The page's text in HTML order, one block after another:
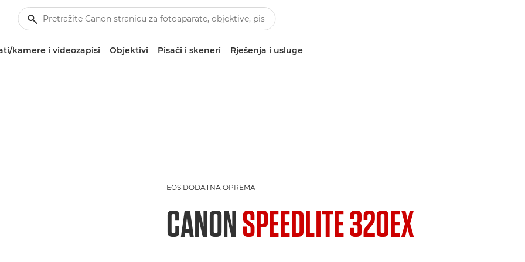
kamere i videozapisi Objektivi Pisači i skeneri Rješenja i usluge
EOS DODATNA OPREMA
CANONSPEEDLITE 320EX